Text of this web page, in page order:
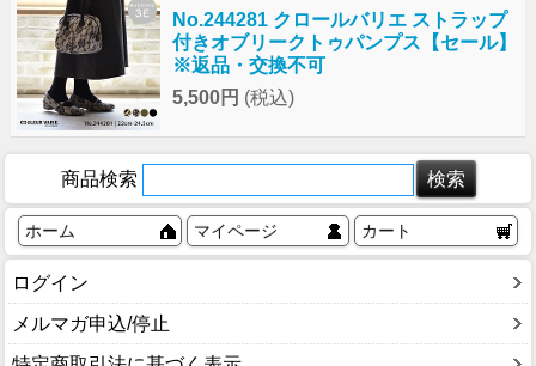
No.244281 クロールバリエ ストラップ
付きオブリークトゥパンプス【セール】
※返品・交換不可
5,500円 (税込)
商品検索
ホーム マイページ カート
ログイン
メルマガ申込/停止